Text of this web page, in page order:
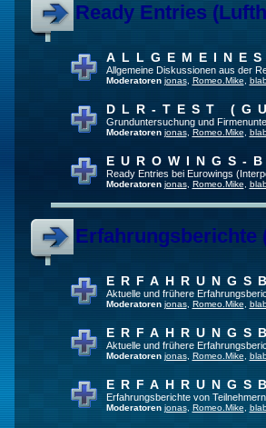
Ready Entries
ALLGEMEINES
Allgemeine Diskussionen aus der
Moderatoren jonas, Romeo.Mike
DLR-TEST
Grunduntersuchung und
Moderatoren jonas, Romeo.Mike
EUROWINGS-
Ready Entries bei Eurowings
Moderatoren jonas, Romeo.Mike
Erfahrungsberichte
Aktuelle und frühere
Moderatoren jonas, Romeo.Mike
Aktuelle und frühere
Moderatoren jonas, Romeo.Mike
Erfahrungsberichte von
Moderatoren jonas, Romeo.Mike